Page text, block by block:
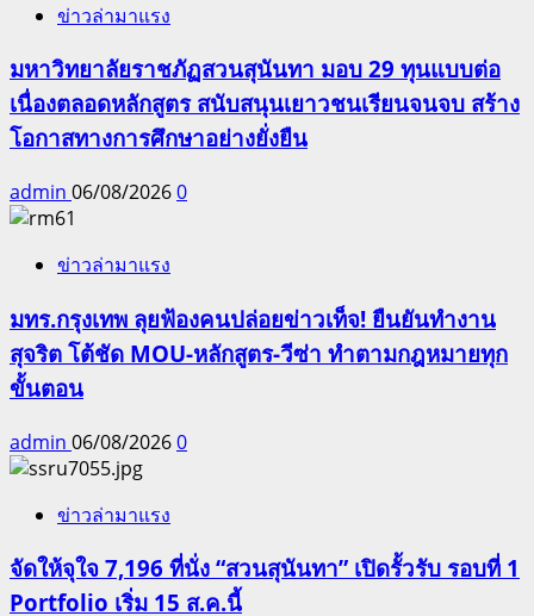
ข่าวล่ามาแรง
มหาวิทยาลัยราชภัฏสวนสุนันทา มอบ 29 ทุนแบบต่อ
เนื่องตลอดหลักสูตร สนับสนุนเยาวชนเรียนจนจบ สร้าง
โอกาสทางการศึกษาอย่างยั่งยืน
admin 06/08/20260
ข่าวล่ามาแรง
มทร.กรุงเทพ ลุยฟ้องคนปล่อยข่าวเท็จ! ยืนยันทำงาน
สุจริต โต้ชัด MOU-หลักสูตร-วีซ่า ทำตามกฎหมายทุก
ขั้นตอน
admin 06/08/20260
ข่าวล่ามาแรง
จัดให้จุใจ 7,196 ที่นั่ง “สวนสุนันทา” เปิดรั้วรับ รอบที่ 1
Portfolio เริ่ม 15 ส.ค.นี้